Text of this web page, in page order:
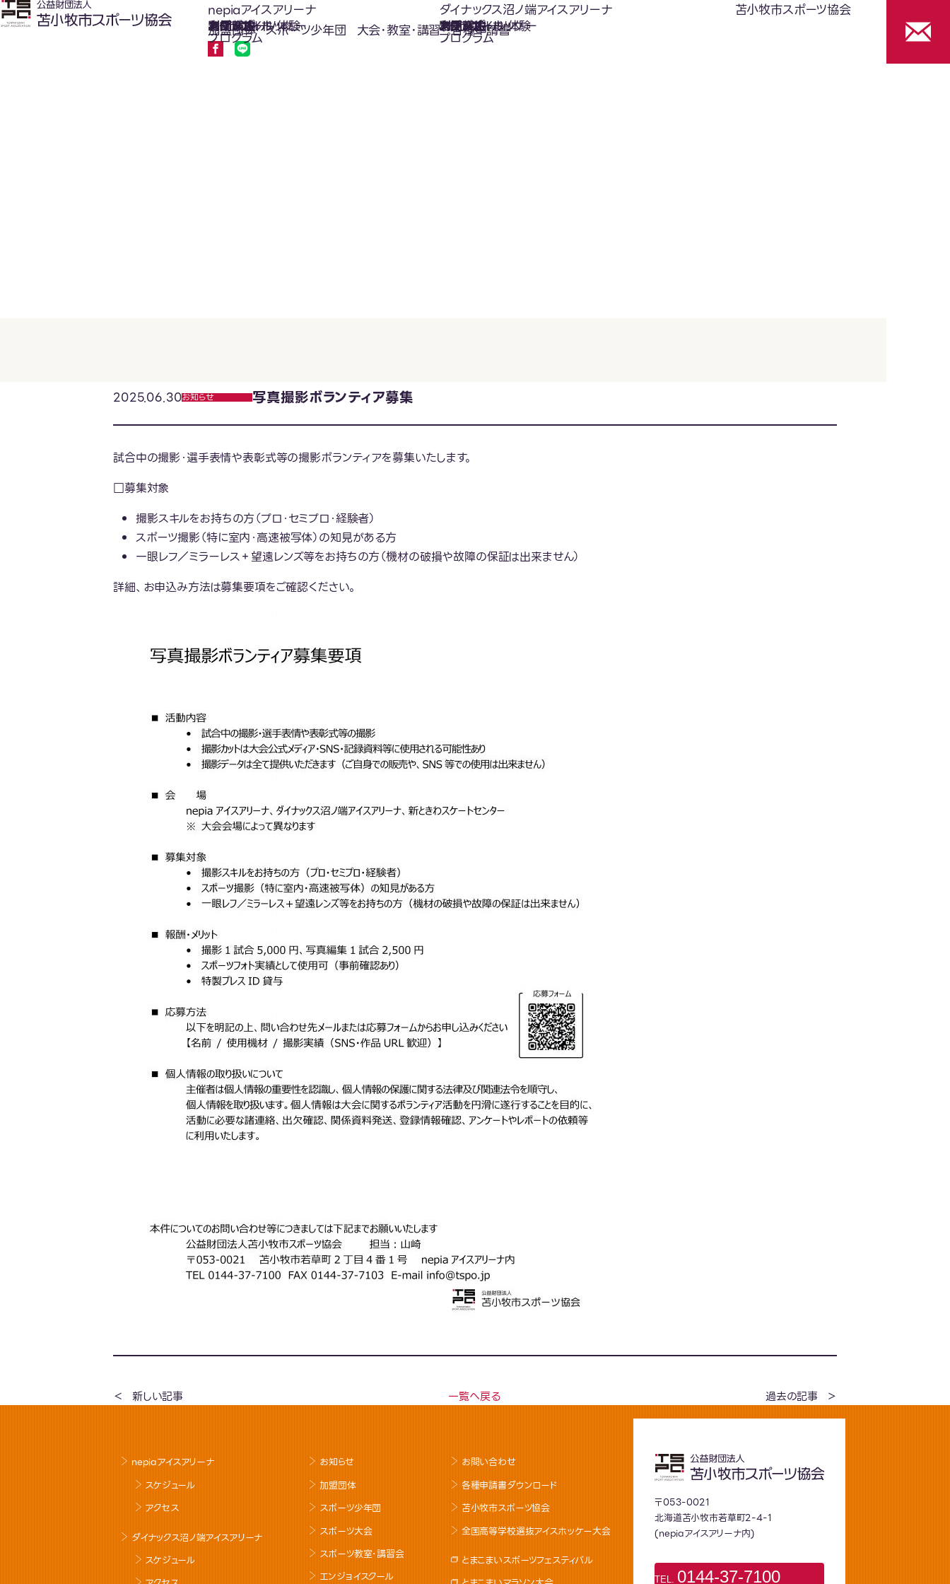
nepiaアイスアリーナ
氷上スポーツ体験
プログラム
お知らせ
スケジュール
フロアガイド
利用案内
利用料金
カジュアルホッケー
アクセス
ダイナックス沼ノ端アイスアリーナ
氷上スポーツ体験
プログラム
お知らせ
スケジュール
フロアガイド
利用案内
利用料金
カジュアルホッケー
アクセス
苫小牧市スポーツ協会
加盟団体 スポーツ少年団 大会･教室･講習 各種申請書
写真撮影ボランティア募集
2025.06.30お知らせ
試合中の撮影・選手表情や表彰式等の撮影ボランティアを募集いたします。
□募集対象
撮影スキルをお持ちの方（プロ・セミプロ・経験者）
スポーツ撮影（特に室内・高速被写体）の知見がある方
一眼レフ／ミラーレス＋望遠レンズ等をお持ちの方（機材の破損や故障の保証は出来ません）
詳細、お申込み方法は募集要項をご確認ください。
新しい記事 一覧へ戻る 過去の記事
nepiaアイスアリーナ
スケジュール
アクセス
ダイナックス沼ノ端アイスアリーナ
スケジュール
お知らせ
加盟団体
スポーツ少年団
スポーツ大会
スポーツ教室･講習会
エンジョイスクール
お問い合わせ
各種申請書ダウンロード
苫小牧市スポーツ協会
全国高等学校選抜アイスホッケー大会
とまこまいスポーツフェスティバル
〒053-0021
北海道苫小牧市若草町2-4-1
(nepiaアイスアリーナ内)
TEL. 0144-37-7100